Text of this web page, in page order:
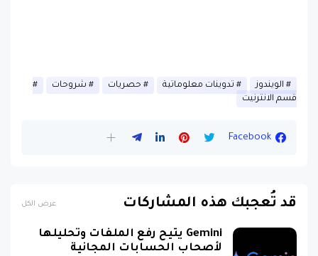
الويندوز تدوينات معلوماتية حصريات
شروحات
قسم الانترنيت
Facebook
قد تُعجبك هذه المشاركات عرض الكل
Gemini يتيح رفع الملفات وتحليلها
لأصحاب الحسابات المجانية